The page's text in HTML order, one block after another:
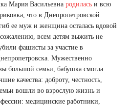
Мария Васильевна родилась и всю
что в Днепропетровской
ее муж и женщина осталась вдовой
всем детям выжить не
фашисты за участие в
Мужественно
большой семьи, бабушка смогла
качества: доброту, честность,
вошли во взрослую жизнь и
медицинские работники,